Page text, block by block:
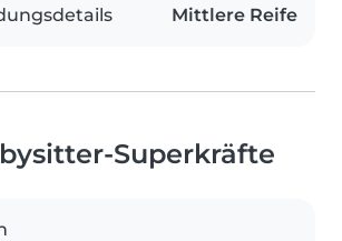
Mittlere Reife
Superkräfte